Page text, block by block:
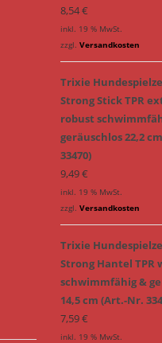
8,54€
inkl. 19 % MwSt.
zzgl. Versandkosten
Trixie
Strong Stick TPR
robust
geräuschlos 22,2
33470)
9,49€
inkl. 19 % MwSt.
zzgl. Versandkosten
Trixie
Strong Hantel TPR
schwimmfähig &
14,5 cm (Art.-Nr.
7,59€
inkl. 19 % MwSt.